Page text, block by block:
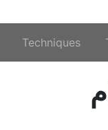
Techniques